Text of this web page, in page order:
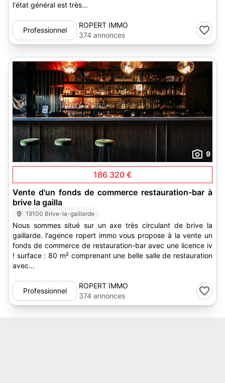
l'état général est très...
Professionnel
ROPERT IMMO
374 annonces
9
186 320 €
Vente d'un fonds de commerce restauration-bar à
brive la gailla
19100 Brive-la-gaillarde
Nous sommes situé sur un axe très circulant de brive la
gaillarde. l'agence ropert immo vous propose à la vente un
fonds de commerce de restauration-bar avec une licence iv
! surface : 80 m² comprenant une belle salle de restauration
avec...
Professionnel
ROPERT IMMO
374 annonces